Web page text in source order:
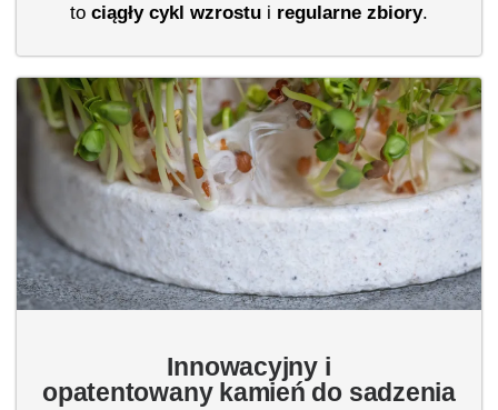
to ciągły cykl wzrostu i regularne zbiory.
Innowacyjny i
opatentowany kamień do sadzenia